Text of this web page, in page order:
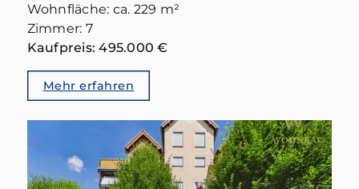
Wohnfläche: ca. 229 m²
Zimmer: 7
Kaufpreis: 495.000 €
Mehr erfahren